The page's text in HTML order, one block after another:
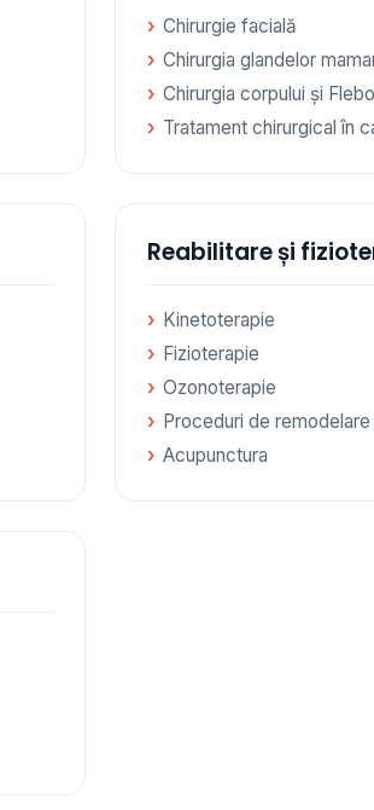
Chirurgie facială
Chirurgia glandelor
Chirurgia corpului și
Tratament chirurgical în
Reabilitare și
Kinetoterapie
Fizioterapie
Ozonoterapie
Proceduri de
Acupunctura